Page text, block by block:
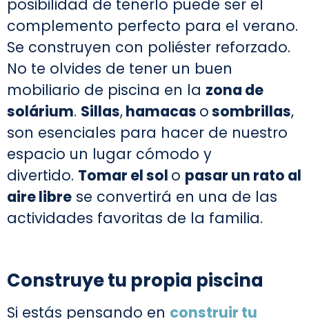
posibilidad de tenerlo puede ser el
complemento perfecto para el verano.
Se construyen con poliéster reforzado.
No te olvides de tener un buen
mobiliario de piscina en la zona de
solárium. Sillas,hamacas osombrillas,
son esenciales para hacer de nuestro
espacio un lugar cómodo y
divertido. Tomar el sol o pasar un rato al
aire libre se convertirá en una de las
actividades favoritas de la familia.
Construye tu propia piscina
Si estás pensando en construir tu